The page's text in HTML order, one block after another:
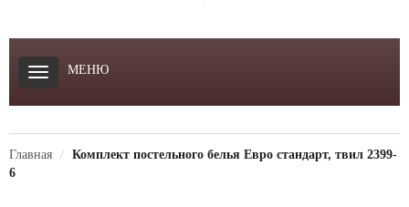
МЕНЮ
Главная
Комплект постельного белья Евро стандарт, твил 2399-
6